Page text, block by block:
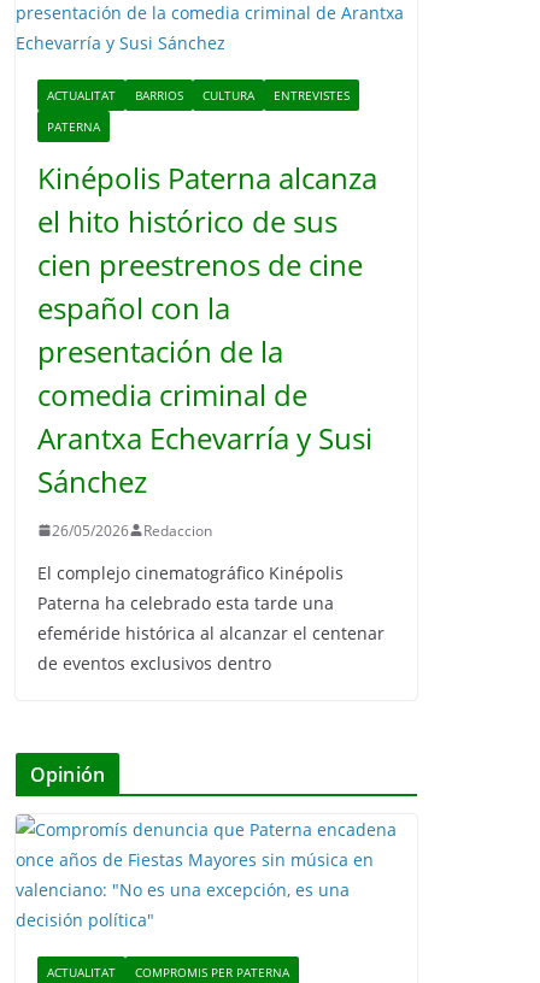
ACTUALITAT BARRIOS CULTURA
ENTREVISTES
PATERNA
Kinépolis Paterna alcanza
el hito histórico de sus
cien preestrenos de cine
español con la
presentación de la
comedia criminal de
Arantxa Echevarría y Susi
Sánchez
26/05/2026 Redaccion
El complejo cinematográfico Kinépolis
Paterna ha celebrado esta tarde una
efeméride histórica al alcanzar el centenar
de eventos exclusivos dentro
Opinión
ACTUALITAT
COMPROMIS PER PATERNA